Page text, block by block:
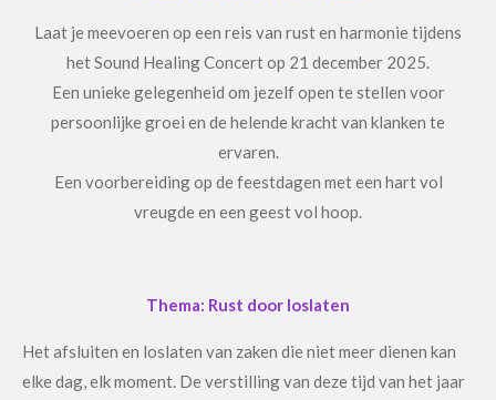
Laat je meevoeren op een reis van rust en harmonie tijdens
het Sound Healing Concert op 21 december 2025.
Een unieke gelegenheid om jezelf open te stellen voor
persoonlijke groei en de helende kracht van klanken te
ervaren.
Een voorbereiding op de feestdagen met een hart vol
vreugde en een geest vol hoop.
Thema: Rust door loslaten
Het afsluiten en loslaten van zaken die niet meer dienen kan
elke dag, elk moment. De verstilling van deze tijd van het jaar